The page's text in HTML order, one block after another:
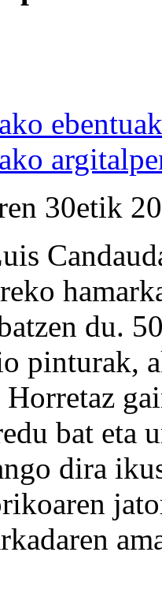
ebentuak
30etik
du.
pinturak,
bat eta
dira